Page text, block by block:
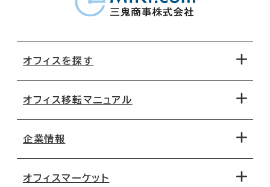
オフィスを探す
地図から探す
路線・駅から探す
オフィス移転マニュアル
移転コストシミュレーション
企業情報
オフィスマーケット